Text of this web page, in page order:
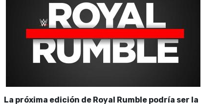
La próxima edición de Royal Rumble podría ser la